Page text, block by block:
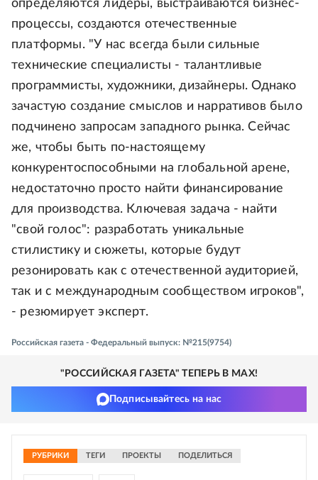
определяются лидеры, выстраиваются бизнес-
процессы, создаются отечественные
платформы. "У нас всегда были сильные
технические специалисты - талантливые
программисты, художники, дизайнеры. Однако
зачастую создание смыслов и нарративов было
подчинено запросам западного рынка. Сейчас
же, чтобы быть по-настоящему
конкурентоспособными на глобальной арене,
недостаточно просто найти финансирование
для производства. Ключевая задача - найти
"свой голос": разработать уникальные
стилистику и сюжеты, которые будут
резонировать как с отечественной аудиторией,
так и с международным сообществом игроков",
- резюмирует эксперт.
Российская газета - Федеральный выпуск: №215(9754)
"РОССИЙСКАЯ ГАЗЕТА" ТЕПЕРЬ В MAX!
Подписывайтесь на нас
РУБРИКИ ТЕГИ ПРОЕКТЫ ПОДЕЛИТЬСЯ